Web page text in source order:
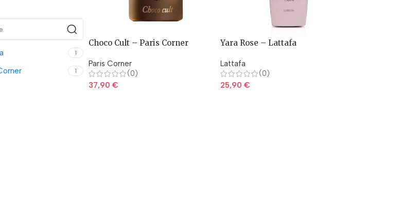
1
1
Choco Cult – Paris Corner
Paris Corner
(0)
37,90 €
Yara Rose – Lattafa
Lattafa
(0)
25,90€